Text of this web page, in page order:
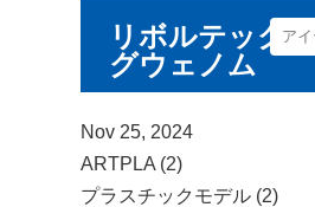
リボルテック
グウェノム
Nov 25, 2024
ARTPLA (2)
プラスチックモデル (2)